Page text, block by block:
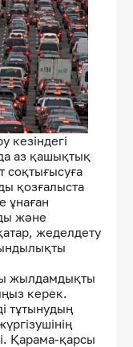
кезіндегі
аз қашықтық
соқтығысуға
қозғалыста
ұнаған
және
жеделдету
жылдамдықты
керек.
тұтынудың
Қарама-қарсы